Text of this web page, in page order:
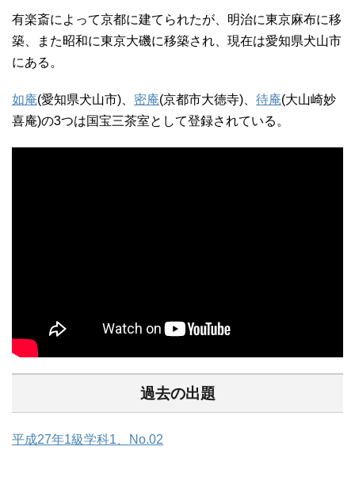
有楽斎によって京都に建てられたが、明治に東京麻布に移
築、また昭和に東京大磯に移築され、現在は愛知県犬山市
にある。
如庵(愛知県犬山市)、 密庵(京都市大徳寺)、 待庵(大山崎妙
喜庵)の3つは国宝三茶室として登録されている。
過去の出題
平成27年1級学科1、No.02